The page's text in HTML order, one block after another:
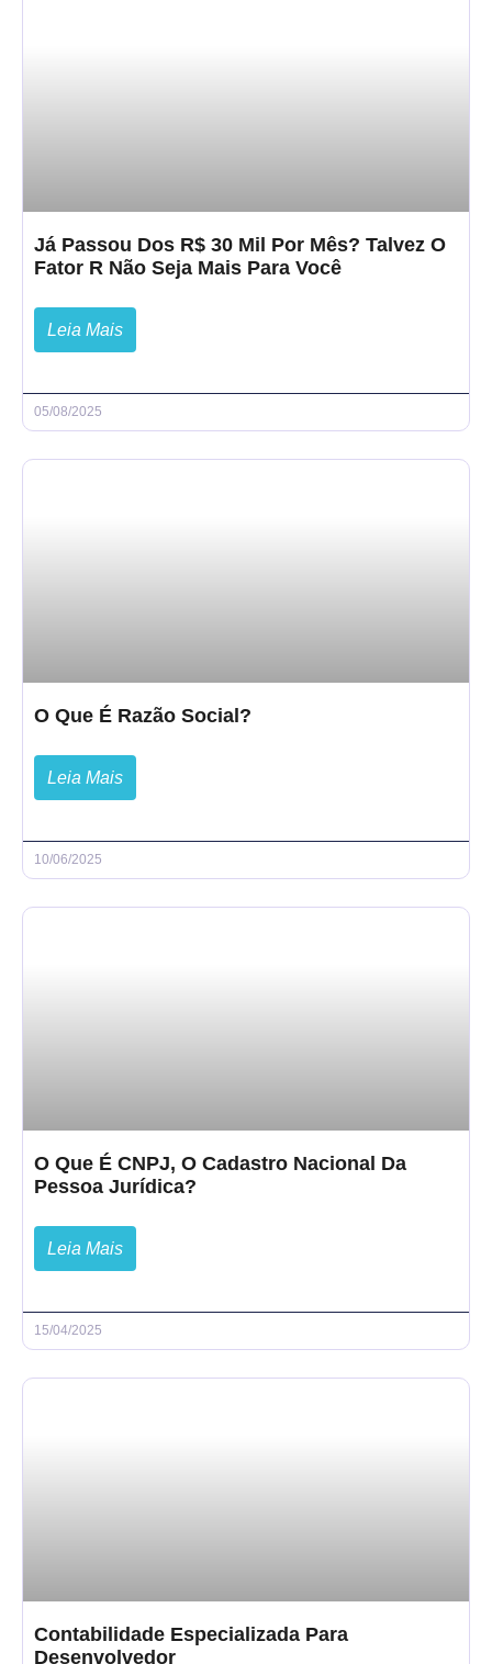
Já Passou Dos R$ 30 Mil Por Mês? Talvez O
Fator R Não Seja Mais Para Você
Leia Mais
05/08/2025
O Que É Razão Social?
Leia Mais
10/06/2025
O Que É CNPJ, O Cadastro Nacional Da
Pessoa Jurídica?
Leia Mais
15/04/2025
Contabilidade Especializada Para
Desenvolvedor